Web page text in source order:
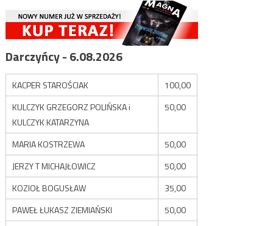
Darczyńcy - 6.08.2026
KACPER STAROŚCIAK
100,00
KULCZYK GRZEGORZ POLIŃSKA i
KULCZYK KATARZYNA
50,00
MARIA KOSTRZEWA
50,00
JERZY T MICHAJŁOWICZ
50,00
KOZIOŁ BOGUSŁAW
35,00
PAWEŁ ŁUKASZ ZIEMIAŃSKI
50,00